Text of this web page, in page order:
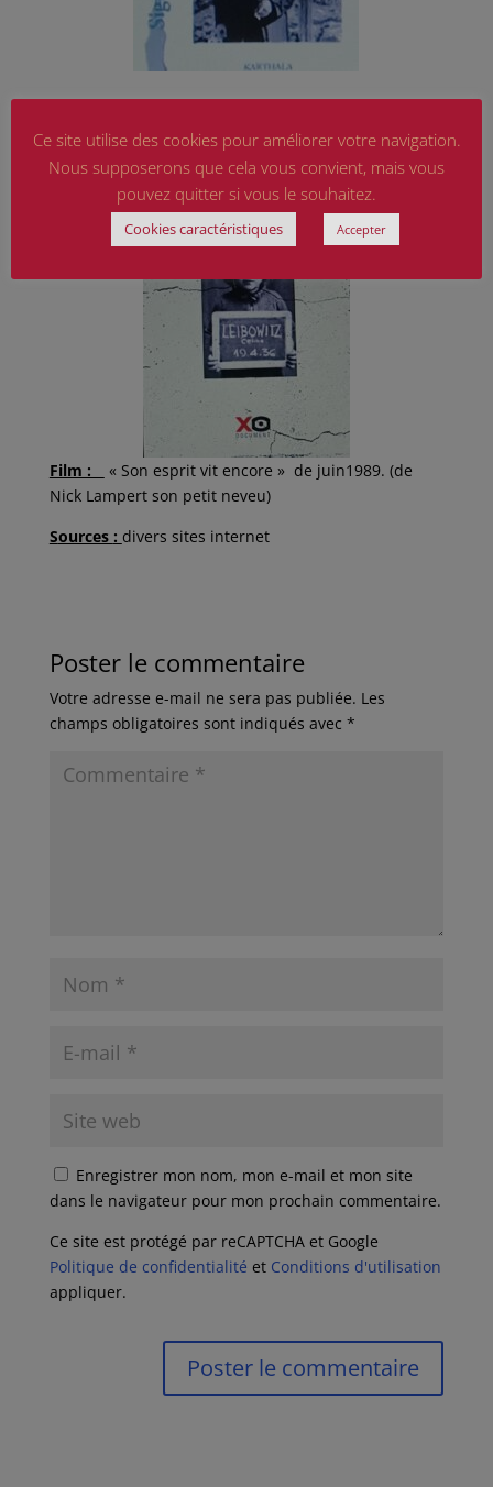
Film :
« Son esprit vit encore » de juin1989. (de
Nick Lampert son petit neveu)
Sources : divers sites internet
Poster le commentaire
Votre adresse e-mail ne sera pas publiée. Les
champs obligatoires sont indiqués avec *
Enregistrer mon nom, mon e-mail et mon site
dans le navigateur pour mon prochain commentaire.
Ce site est protégé par reCAPTCHA et Google
Politique de confidentialité et Conditions d'utilisation
appliquer.
Ce site utilise des cookies pour améliorer votre navigation.
Nous supposerons que cela vous convient, mais vous
pouvez quitter si vous le souhaitez.
Cookies caractéristiques Accepter